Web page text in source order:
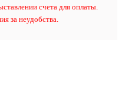
счета для оплаты.
за неудобства.